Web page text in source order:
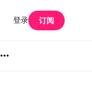
登录 订阅